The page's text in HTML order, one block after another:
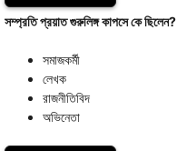
সম্প্রতি প্রয়াত গুরুলিঙ্গ কাপসে কে ছিলেন?
সমাজকর্মী
লেখক
রাজনীতিবিদ
অভিনেতা